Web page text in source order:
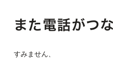
また電話がつ
すみません、